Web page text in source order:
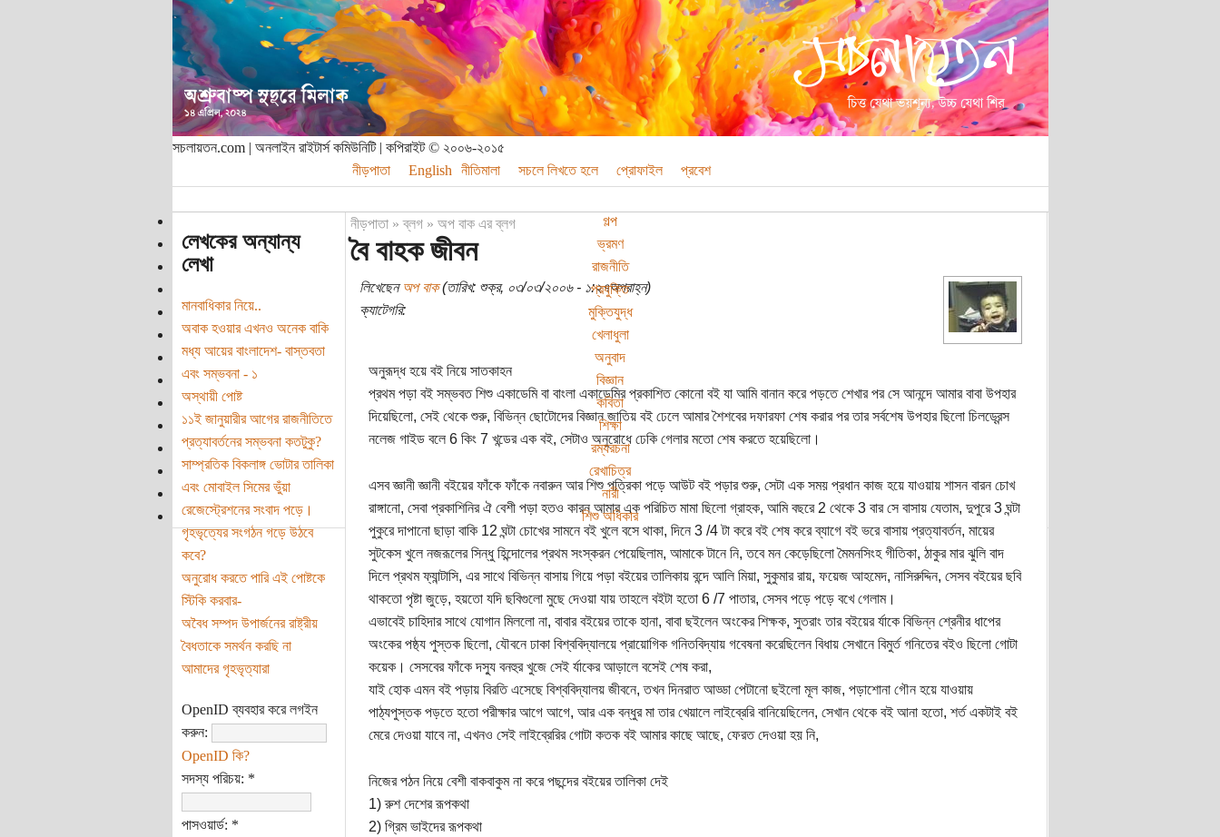
সচলায়তন.com | অনলাইন রাইটার্স কমিউনিটি | কপিরাইট © ২০০৬-২০১৫
নীড়পাতা
English নীতিমালা সচলে লিখতে হলে প্রোফাইল প্রবেশ
গল্প
ভ্রমণ
রাজনীতি
প্রযুক্তি
মুক্তিযুদ্ধ
খেলাধুলা
অনুবাদ
বিজ্ঞান
কবিতা
শিক্ষা
রম্যরচনা
রেখাচিত্র
নারী
শিশু অধিকার
লেখকের অন্যান্য
লেখা
মানবাধিকার নিয়ে..
অবাক হওয়ার এখনও অনেক বাকি
মধ্য আয়ের বাংলাদেশ- বাস্তবতা
এবং সম্ভবনা - ১
অস্থায়ী পোষ্ট
১১ই জানুয়ারীর আগের রাজনীতিতে
প্রত্যাবর্তনের সম্ভবনা কতটুকু?
সাম্প্রতিক বিকলাঙ্গ ভোটার তালিকা
এবং মোবাইল সিমের ভুঁয়া
রেজেস্ট্রেশনের সংবাদ পড়ে।
গৃহভৃত্যের সংগঠন গড়ে উঠবে
কবে?
অনুরোধ করতে পারি এই পোষ্টকে
স্টিকি করবার-
অবৈধ সম্পদ উপার্জনের রাষ্ট্রীয়
বৈধতাকে সমর্থন করছি না
আমাদের গৃহভৃত্যারা
OpenID ব্যবহার করে লগইন
করুন:
OpenID কি?
সদস্য পরিচয়: *
পাসওয়ার্ড: *
নীড়পাতা»ব্লগ» অপ বাক এর ব্লগ
বৈ বাহক জীবন
লিখেছেনঅপ বাক(তারিখ: শুক্র, ০৩/০৩/২০০৬ - ১:২৭অপরাহ্ন)
ক্যাটেগরি:
অনুরূদ্ধ হয়ে বই নিয়ে সাতকাহন
প্রথম পড়া বই সম্ভবত শিশু একাডেমি বা বাংলা একাডেমির প্রকাশিত কোনো বই যা আমি বানান করে পড়তে শেখার পর সে আনন্দে আমার বাবা উপহার
দিয়েছিলো, সেই থেকে শুরু, বিভিন্ন ছোটোদের বিজ্ঞান জাতিয় বই ঢেলে আমার শৈশবের দফারফা শেষ করার পর তার সর্বশেষ উপহার ছিলো চিলড্রেন্স
নলেজ গাইড বলে 6 কিং 7 খন্ডের এক বই, সেটাও অনুরোধে ঢেকি গেলার মতো শেষ করতে হয়েছিলো।
এসব জ্ঞানী জ্ঞানী বইয়ের ফাঁকে ফাঁকে নবারুন আর শিশু পত্রিকা পড়ে আউট বই পড়ার শুরু, সেটা এক সময় প্রধান কাজ হয়ে যাওয়ায় শাসন বারন চোখ
রাঙ্গানো, সেবা প্রকাশিনির ঐ বেশী পড়া হতও কারন আমার এক পরিচিত মামা ছিলো গ্রাহক, আমি বছরে 2 থেকে 3 বার সে বাসায় যেতাম, দুপুরে 3 ঘন্টা
পুকুরে দাপানো ছাড়া বাকি 12 ঘন্টা চোখের সামনে বই খুলে বসে থাকা, দিনে 3 /4 টা করে বই শেষ করে ব্যাগে বই ভরে বাসায় প্রত্যাবর্তন, মায়ের
সুটকেস খুলে নজরূলের সিন্ধু হিন্দোলের প্রথম সংস্করন পেয়েছিলাম, আমাকে টানে নি, তবে মন কেড়েছিলো মৈমনসিংহ গীতিকা, ঠাকুর মার ঝুলি বাদ
দিলে প্রথম ফ্যান্টাসি, এর সাথে বিভিন্ন বাসায় গিয়ে পড়া বইয়ের তালিকায় বন্দে আলি মিয়া, সুকুমার রায়, ফয়েজ আহমেদ, নাসিরুদ্দিন, সেসব বইয়ের ছবি
থাকতো পৃষ্টা জুড়ে, হয়তো যদি ছবিগুলো মুছে দেওয়া যায় তাহলে বইটা হতো 6 /7 পাতার, সেসব পড়ে পড়ে বখে গেলাম।
এভাবেই চাহিদার সাথে যোগান মিললো না, বাবার বইয়ের তাকে হানা, বাবা ছইলেন অংকের শিক্ষক, সুতরাং তার বইয়ের র্যাকে বিভিন্ন শ্রেনীর ধাপের
অংকের পষ্ঠ্য পুস্তক ছিলো, যৌবনে ঢাকা বিশ্ববিদ্যালয়ে প্রায়োগিক গনিতবিদ্যায় গবেষনা করেছিলেন বিধায় সেখানে বিমুর্ত গনিতের বইও ছিলো গোটা
কয়েক। সেসবের ফাঁকে দস্যু বনহুর খুজে সেই র্যাকের আড়ালে বসেই শেষ করা,
যাই হোক এমন বই পড়ায় বিরতি এসেছে বিশ্ববিদ্যালয় জীবনে, তখন দিনরাত আড্ডা পেটানো ছইলো মূল কাজ, পড়াশোনা গৌন হয়ে যাওয়ায়
পাঠ্যপুস্তক পড়তে হতো পরীক্ষার আগে আগে, আর এক বন্ধুর মা তার খেয়ালে লাইব্রেরি বানিয়েছিলেন, সেখান থেকে বই আনা হতো, শর্ত একটাই বই
মেরে দেওয়া যাবে না, এখনও সেই লাইব্রেরির গোটা কতক বই আমার কাছে আছে, ফেরত দেওয়া হয় নি,
নিজের পঠন নিয়ে বেশী বাকবাকুম না করে পছন্দের বইয়ের তালিকা দেই
1) রুশ দেশের রূপকথা
2) গ্রিম ভাইদের রূপকথা